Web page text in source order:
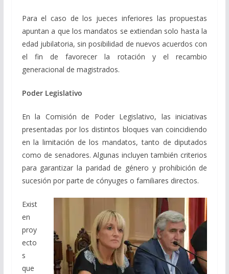
Para el caso de los jueces inferiores las propuestas
apuntan a que los mandatos se extiendan solo hasta la
edad jubilatoria, sin posibilidad de nuevos acuerdos con
el fin de favorecer la rotación y el recambio
generacional de magistrados.
Poder Legislativo
En la Comisión de Poder Legislativo, las iniciativas
presentadas por los distintos bloques van coincidiendo
en la limitación de los mandatos, tanto de diputados
como de senadores. Algunas incluyen también criterios
para garantizar la paridad de género y prohibición de
sucesión por parte de cónyuges o familiares directos.
Exist
en
proy
ecto
s
que